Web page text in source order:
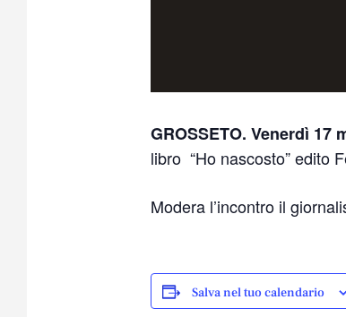
GROSSETO. Venerdì 17
libro “Ho nascosto” edito
Modera l’incontro il
Salva nel tuo calendario